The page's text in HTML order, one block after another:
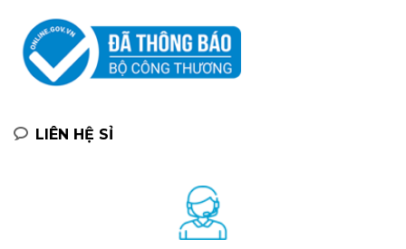
LIÊN HỆ SỈ